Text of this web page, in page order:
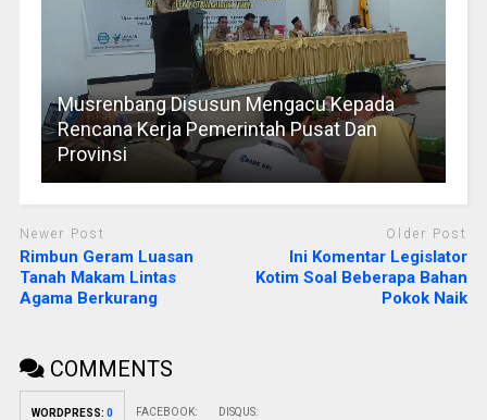
Musrenbang Disusun Mengacu Kepada
Rencana Kerja Pemerintah Pusat Dan
Provinsi
Newer Post
Rimbun Geram Luasan
Tanah Makam Lintas
Agama Berkurang
Older Post
Ini Komentar Legislator
Kotim Soal Beberapa Bahan
Pokok Naik
COMMENTS
WORDPRESS: 0 FACEBOOK: DISQUS: